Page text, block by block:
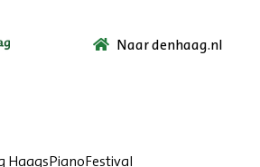
Naar denhaag.nl
HaagsPianoFestival